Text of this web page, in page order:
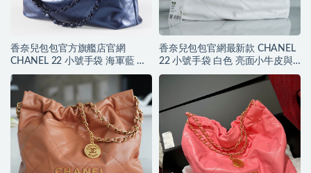
香奈兒包包官方旗艦店官網
CHANEL 22 小號手袋 海軍藍 小
牛皮與藍色金屬
香奈兒包包官網最新款 CHANEL
22 小號手袋 白色 亮面小牛皮與
金色金屬